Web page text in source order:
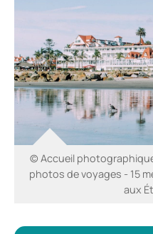
© Accueil
photos de voyages - 15
aux